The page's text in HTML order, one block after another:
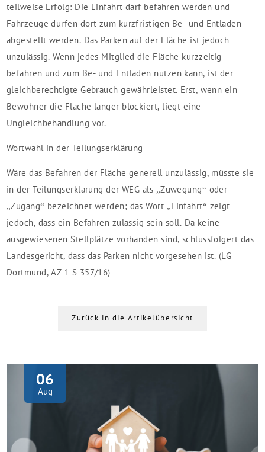
teilweise Erfolg: Die Einfahrt darf befahren werden und
Fahrzeuge dürfen dort zum kurzfristigen Be- und Entladen
abgestellt werden. Das Parken auf der Fläche ist jedoch
unzulässig. Wenn jedes Mitglied die Fläche kurzzeitig
befahren und zum Be- und Entladen nutzen kann, ist der
gleichberechtigte Gebrauch gewährleistet. Erst, wenn ein
Bewohner die Fläche länger blockiert, liegt eine
Ungleichbehandlung vor.
Wortwahl in der Teilungserklärung
Wäre das Befahren der Fläche generell unzulässig, müsste sie
in der Teilungserklärung der WEG als „Zuwegung“ oder
„Zugang“ bezeichnet werden; das Wort „Einfahrt“ zeigt
jedoch, dass ein Befahren zulässig sein soll. Da keine
ausgewiesenen Stellplätze vorhanden sind, schlussfolgert das
Landesgericht, dass das Parken nicht vorgesehen ist. (LG
Dortmund, AZ 1 S 357/16)
Zurück in die Artikelübersicht
06
Aug